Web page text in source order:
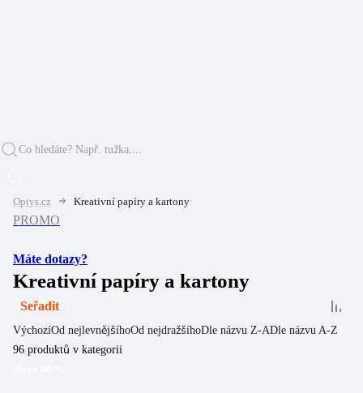
Optys.cz Kreativní papíry a kartony
PROMO
Máte dotazy?
Kreativní papíry a kartony
Seřadit
VýchozíOd nejlevnějšíhoOd nejdražšíhoDle názvu Z-ADle názvu A-Z
96 produktů v kategorii